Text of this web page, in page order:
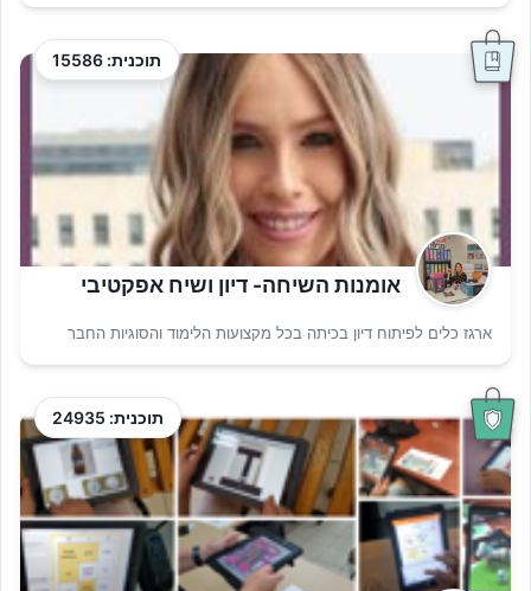
תוכנית: 15586
אומנות השיחה- דיון ושיח אפקטיבי
ארגז כלים לפיתוח דיון בכיתה בכל מקצועות הלימוד והסוגיות החבר
תוכנית: 24935